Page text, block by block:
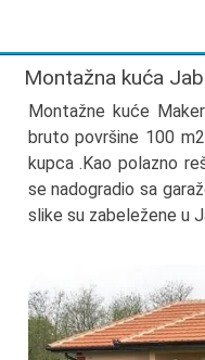
Montažna kuća
Montažne kuće
bruto površine 100
kupca .Kao polazno
se nadogradio sa
slike su zabeležene u